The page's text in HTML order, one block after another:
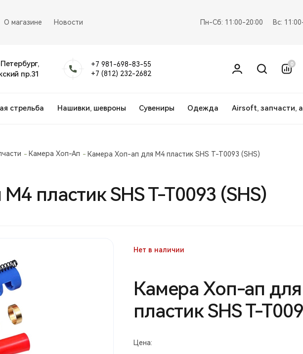
О магазине Новости Пн-Сб: 11:00-20:00 Вс:
пр.31
+7 981-698-83-55
+7 (812) 232-2682
0
стрельба Нашивки, шевроны Сувениры Одежда Airsoft, запчасти,
Камера Хоп-Ап Камера Хоп-ап для М4 пластик SHS T-T0093 (SHS)
пластик SHS T-T0093 (SHS)
Нет в наличии
Камера Хоп-ап
пластик SHS T-
Цена: